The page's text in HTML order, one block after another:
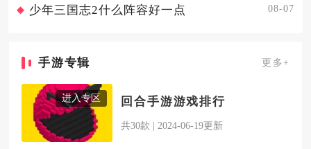
少年三国志2什么阵容好一点 08-07
手游专辑 更多+
进入专区 回合手游游戏排行
共30款 | 2024-06-19更新